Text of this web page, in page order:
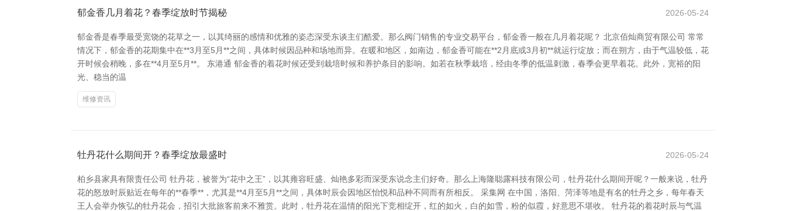
郁金香几月着花？春季绽放时节揭秘 2026-05-24
郁金香是春季最受宽饶的花草之一，以其绮丽的感情和优雅的姿态深受东谈主们酷爱。那么阀门销售的专业交易平台，郁金香一般在几月着花呢？ 北京佰灿商贸有限公司 常常
情况下，郁金香的花期集中在**3月至5月**之间，具体时候因品种和场地而异。在暖和地区，如南边，郁金香可能在**2月底或3月初**就运行绽放；而在朔方，由于气温较低，花
开时候会稍晚，多在**4月至5月**。 东港通 郁金香的着花时候还受到栽培时候和养护条目的影响。如若在秋季栽培，经由冬季的低温刺激，春季会更早着花。此外，宽裕的阳
光、稳当的温
维修资讯
牡丹花什么期间开？春季绽放最盛时 2026-05-24
柏乡县家具有限责任公司 牡丹花，被誉为“花中之王”，以其雍容旺盛、灿艳多彩而深受东说念主们好奇。那么上海隆聪露科技有限公司，牡丹花什么期间开呢？一般来说，牡丹
花的怒放时辰贴近在每年的**春季**，尤其是**4月至5月**之间，具体时辰会因地区怡悦和品种不同而有所相反。 采集网 在中国，洛阳、菏泽等地是有名的牡丹之乡，每年春天
王人会举办恢弘的牡丹花会，招引大批旅客前来不雅赏。此时，牡丹花在温情的阳光下竞相绽开，红的如火，白的如雪，粉的似霞，好意思不堪收。 牡丹花的着花时辰与气温